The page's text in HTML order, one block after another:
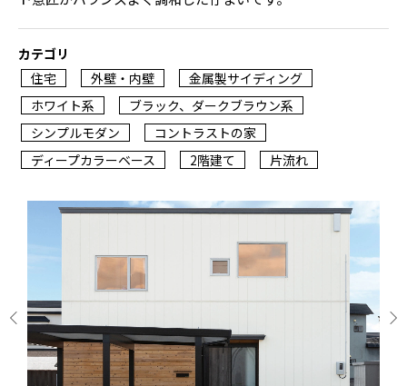
カテゴリ
住宅
外壁・内壁
金属製サイディング
ホワイト系
ブラック、ダークブラウン系
シンプルモダン
コントラストの家
ディープカラーベース
2階建て 片流れ